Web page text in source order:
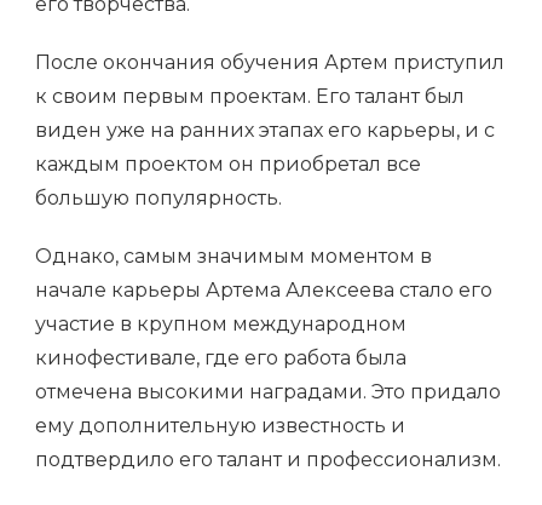
После окончания обучения Артем приступил
к своим первым проектам. Его талант был
виден уже на ранних этапах его карьеры, и с
каждым проектом он приобретал все
большую популярность.
Однако, самым значимым моментом в
начале карьеры Артема Алексеева стало его
участие в крупном международном
кинофестивале, где его работа была
отмечена высокими наградами. Это придало
ему дополнительную известность и
подтвердило его талант и профессионализм.